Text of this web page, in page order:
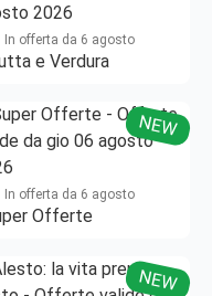
In offerta da 6 agosto
e Verdura
NEW
In offerta da 6 agosto
Offerte
NEW